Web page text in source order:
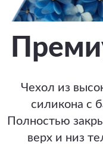
Чехол из
силикона с
Полностью
верх и низ